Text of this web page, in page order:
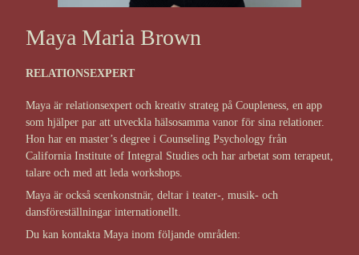
Maya Maria Brown
RELATIONSEXPERT
Maya är relationsexpert och kreativ strateg på Coupleness, en app
som hjälper par att utveckla hälsosamma vanor för sina relationer.
Hon har en master’s degree i Counseling Psychology från
California Institute of Integral Studies och har arbetat som terapeut,
talare och med att leda workshops.
Maya är också scenkonstnär, deltar i teater-, musik- och
dansföreställningar internationellt.
Du kan kontakta Maya inom följande områden: